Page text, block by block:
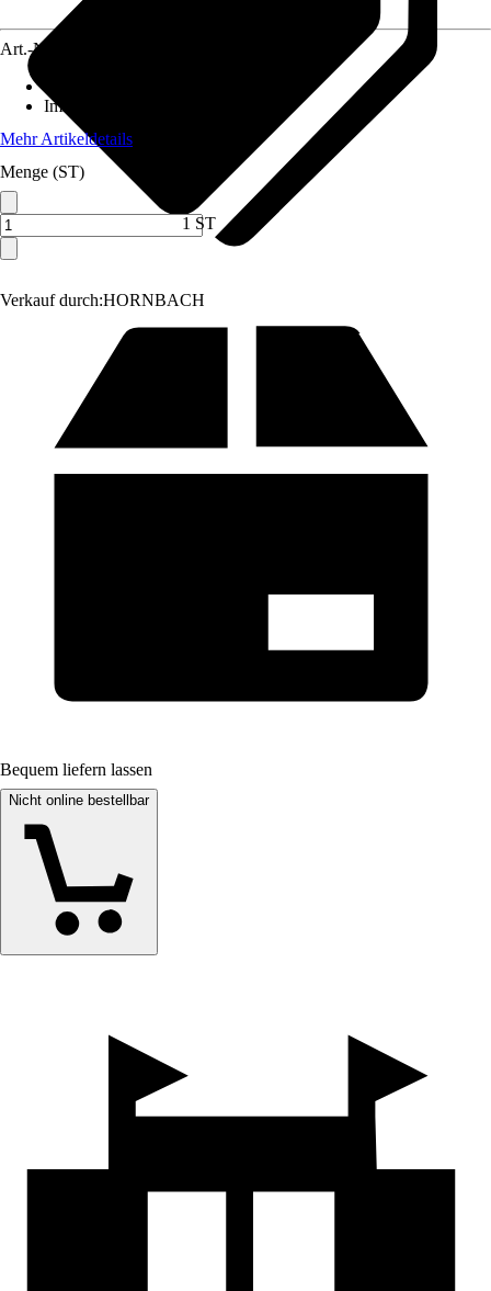
Verkauf durch:HORNBACH
Art.-Nr.
Immergrün
Mehr Artikeldetails
Menge (ST)
1 ST
Bequem liefern lassen
Nicht online bestellbar